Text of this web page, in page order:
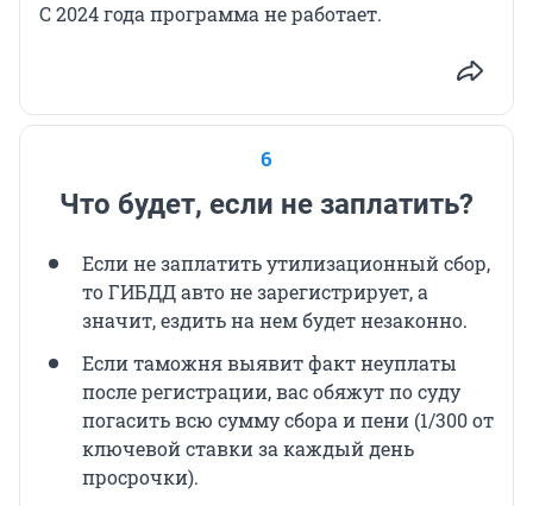
С 2024 года программа не работает.
6
Что будет, если не заплатить?
Если не заплатить утилизационный сбор,
то ГИБДД авто не зарегистрирует, а
значит, ездить на нем будет незаконно.
Если таможня выявит факт неуплаты
после регистрации, вас обяжут по суду
погасить всю сумму сбора и пени (1/300 от
ключевой ставки за каждый день
просрочки).